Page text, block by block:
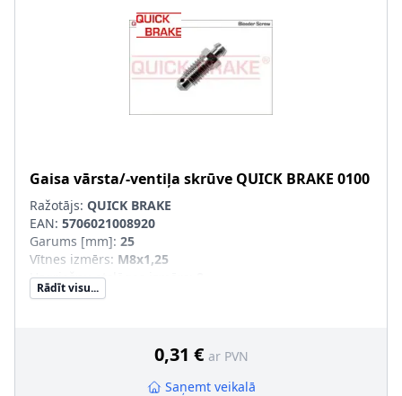
Gaisa vārsta/-ventiļa skrūve QUICK BRAKE 0100
Ražotājs: QUICK BRAKE
EAN: 5706021008920
Garums [mm]: 25
Vītnes izmērs: M8x1,25
Uzgriežņu atslēgas izmērs
Vītnes veids:
Rādīt visu...
0,31 € ar PVN
Saņemt veikalā